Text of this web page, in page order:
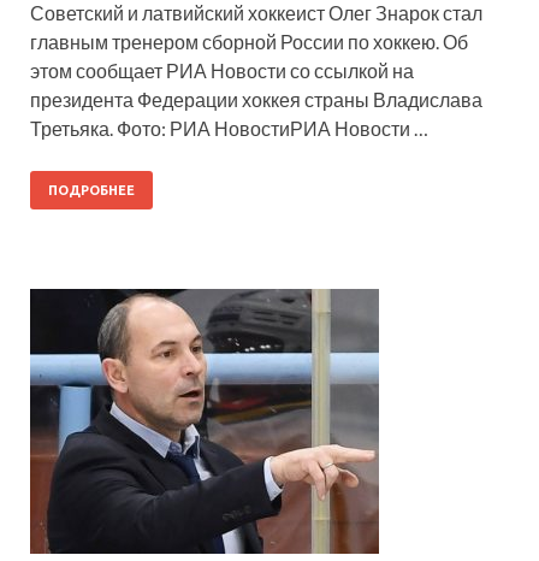
Советский и латвийский хоккеист Олег Знарок стал
главным тренером сборной России по хоккею. Об
этом сообщает РИА Новости со ссылкой на
президента Федерации хоккея страны Владислава
Третьяка. Фото: РИА НовостиРИА Новости …
ПОДРОБНЕЕ